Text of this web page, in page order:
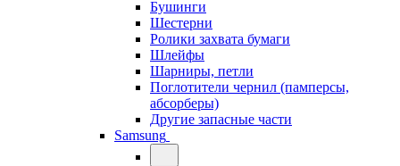
Бушинги
Шестерни
Ролики захвата бумаги
Шлейфы
Шарниры, петли
Поглотители чернил (памперсы,
абсорберы)
Другие запасные части
Samsung